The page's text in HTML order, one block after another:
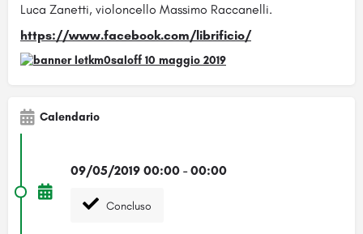
Luca Zanetti, violoncello Massimo Raccanelli.
https://www.facebook.com/librificio/
Calendario
09/05/2019 00:00 - 00:00
Concluso